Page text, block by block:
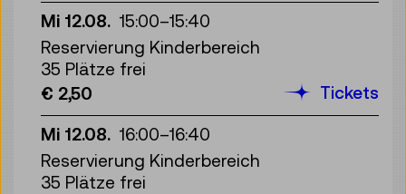
Mi 12.08. 15:00–15:40
Reservierung Kinderbereich
35 Plätze frei
€ 2,50
Tickets
Mi 12.08. 16:00–16:40
Reservierung Kinderbereich
35 Plätze frei